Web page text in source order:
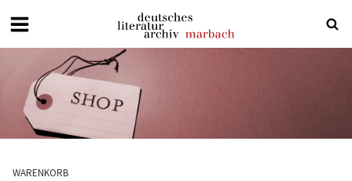
Deutsches
Literaturarchiv
Marbach
WARENKORB